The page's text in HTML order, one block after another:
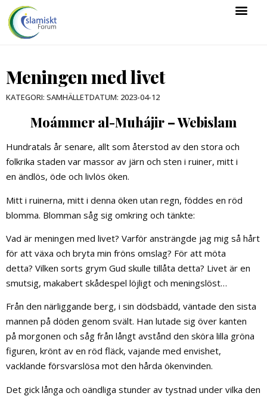
Meningen med livet
KATEGORI: SAMHÄLLETDATUM: 2023-04-12
Moámmer al-Muhájir – Webislam
Hundratals år senare, allt som återstod av den stora och
folkrika staden var massor av järn och sten i ruiner, mitt i
en ändlös, öde och livlös öken.
Mitt i ruinerna, mitt i denna öken utan regn, föddes en röd
blomma. Blomman såg sig omkring och tänkte:
Vad är meningen med livet? Varför ansträngde jag mig så hårt
för att växa och bryta min fröns omslag? För att möta
detta? Vilken sorts grym Gud skulle tillåta detta? Livet är en
smutsig, makabert skådespel löjligt och meningslöst…
Från den närliggande berg, i sin dödsbädd, väntade den sista
mannen på döden genom svält. Han lutade sig över kanten
på morgonen och såg från långt avstånd den sköra lilla gröna
figuren, krönt av en röd fläck, vajande med envishet,
vacklande försvarslösa mot den hårda ökenvinden.
Det gick långa och oändliga stunder av tystnad under vilka den